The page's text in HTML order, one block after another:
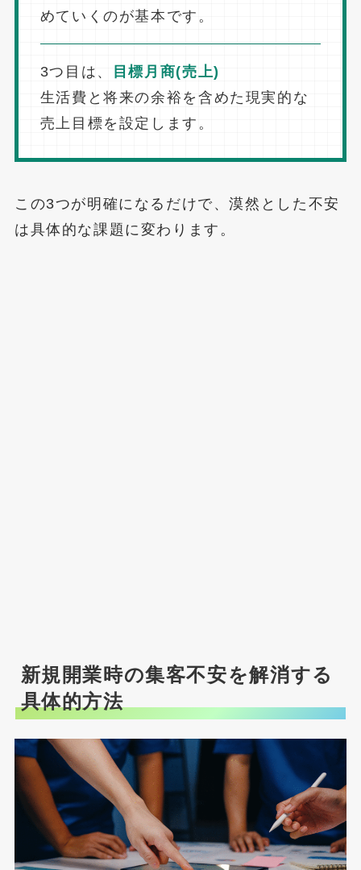
めていくのが基本です。
3つ目は、
目標月商(売上)
生活費と将来の余裕を含めた現実的な
売上目標を設定します。
この3つが明確になるだけで、漠然とした不安
は具体的な課題に変わります。
新規開業時の集客不安を解消する
具体的方法